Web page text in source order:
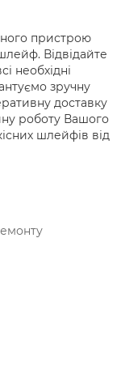
пристрою
Відвідайте
необхідні
зручну
доставку
роботу Вашого
шлейфів від